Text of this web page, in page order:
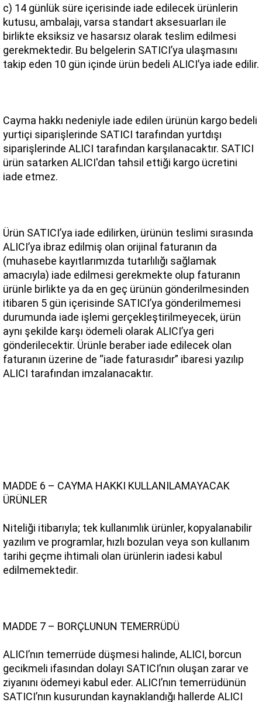
c) 14 günlük süre içerisinde iade edilecek ürünlerin
kutusu, ambalajı, varsa standart aksesuarları ile
birlikte eksiksiz ve hasarsız olarak teslim edilmesi
gerekmektedir. Bu belgelerin SATICI’ya ulaşmasını
takip eden 10 gün içinde ürün bedeli ALICI’ya iade edilir.
Cayma hakkı nedeniyle iade edilen ürünün kargo bedeli
yurtiçi siparişlerinde SATICI tarafından yurtdışı
siparişlerinde ALICI tarafından karşılanacaktır. SATICI
ürün satarken ALICI'dan tahsil ettiği kargo ücretini
iade etmez.
Ürün SATICI’ya iade edilirken, ürünün teslimi sırasında
ALICI’ya ibraz edilmiş olan orijinal faturanın da
(muhasebe kayıtlarımızda tutarlılığı sağlamak
amacıyla) iade edilmesi gerekmekte olup faturanın
ürünle birlikte ya da en geç ürünün gönderilmesinden
itibaren 5 gün içerisinde SATICI’ya gönderilmemesi
durumunda iade işlemi gerçekleştirilmeyecek, ürün
aynı şekilde karşı ödemeli olarak ALICI’ya geri
gönderilecektir. Ürünle beraber iade edilecek olan
faturanın üzerine de “iade faturasıdır” ibaresi yazılıp
ALICI tarafından imzalanacaktır.
MADDE 6 – CAYMA HAKKI KULLANILAMAYACAK
ÜRÜNLER
Niteliği itibarıyla; tek kullanımlık ürünler, kopyalanabilir
yazılım ve programlar, hızlı bozulan veya son kullanım
tarihi geçme ihtimali olan ürünlerin iadesi kabul
edilmemektedir.
MADDE 7 – BORÇLUNUN TEMERRÜDÜ
ALICI’nın temerrüde düşmesi halinde, ALICI, borcun
gecikmeli ifasından dolayı SATICI’nın oluşan zarar ve
ziyanını ödemeyi kabul eder. ALICI’nın temerrüdünün
SATICI’nın kusurundan kaynaklandığı hallerde ALICI